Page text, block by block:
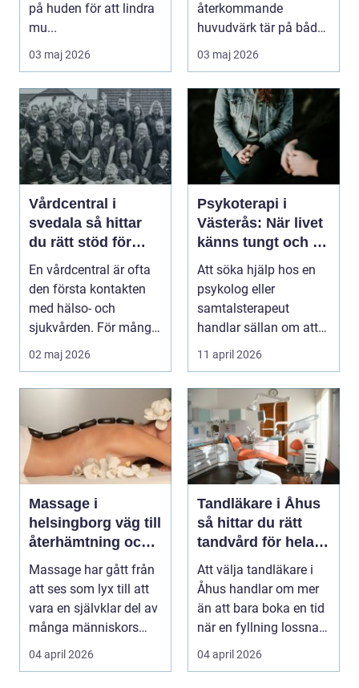
på huden för att lindra
mu...
03 maj 2026
återkommande
huvudvärk tär på både
ork och humör. Många
03 maj 2026
Vårdcentral i
svedala så hittar
du rätt stöd för
hela familjen
En vårdcentral är ofta
den första kontakten
med hälso- och
sjukvården. För många
i Svedala handlar v...
02 maj 2026
Psykoterapi i
Västerås: När livet
känns tungt och du
behöver prata med
någon
Att söka hjälp hos en
psykolog eller
samtalsterapeut
handlar sällan om att
vara svag....
11 april 2026
Massage i
helsingborg väg till
återhämtning och
hållbar hälsa
Massage har gått från
att ses som lyx till att
vara en självklar del av
många människors
friskvård. ...
04 april 2026
Tandläkare i Åhus
så hittar du rätt
tandvård för hela
familjen
Att välja tandläkare i
Åhus handlar om mer
än att bara boka en tid
när en fyllning lossnar
eller en ...
04 april 2026